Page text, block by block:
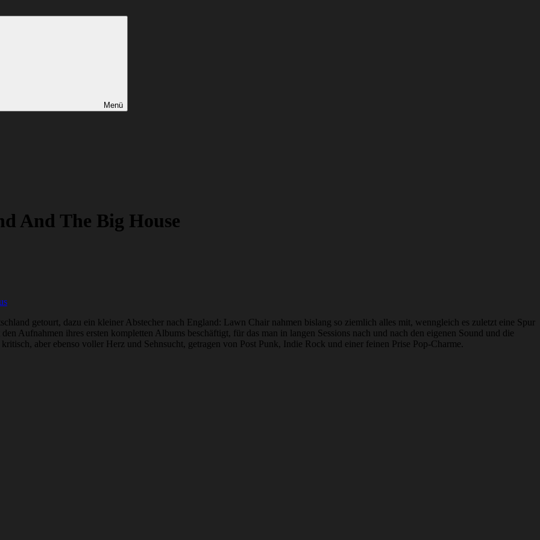
Menü
And The Big House
getourt, dazu ein kleiner Abstecher nach England: Lawn Chair nahmen bislang so ziemlich alles mit, wenngleich es zuletzt eine Spur
Aufnahmen ihres ersten kompletten Albums beschäftigt, für das man in langen Sessions nach und nach den eigenen Sound und die
aber ebenso voller Herz und Sehnsucht, getragen von Post Punk, Indie Rock und einer feinen Prise Pop-Charme.